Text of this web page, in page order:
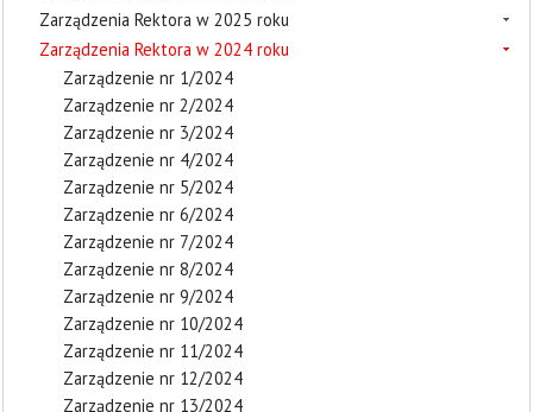
Zarządzenia Rektora w 2025 roku
Zarządzenia Rektora w 2024 roku
Zarządzenie nr 1/2024
Zarządzenie nr 2/2024
Zarządzenie nr 3/2024
Zarządzenie nr 4/2024
Zarządzenie nr 5/2024
Zarządzenie nr 6/2024
Zarządzenie nr 7/2024
Zarządzenie nr 8/2024
Zarządzenie nr 9/2024
Zarządzenie nr 10/2024
Zarządzenie nr 11/2024
Zarządzenie nr 12/2024
Zarządzenie nr 13/2024